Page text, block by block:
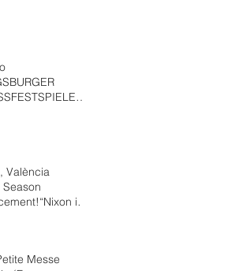
València
in
Messe